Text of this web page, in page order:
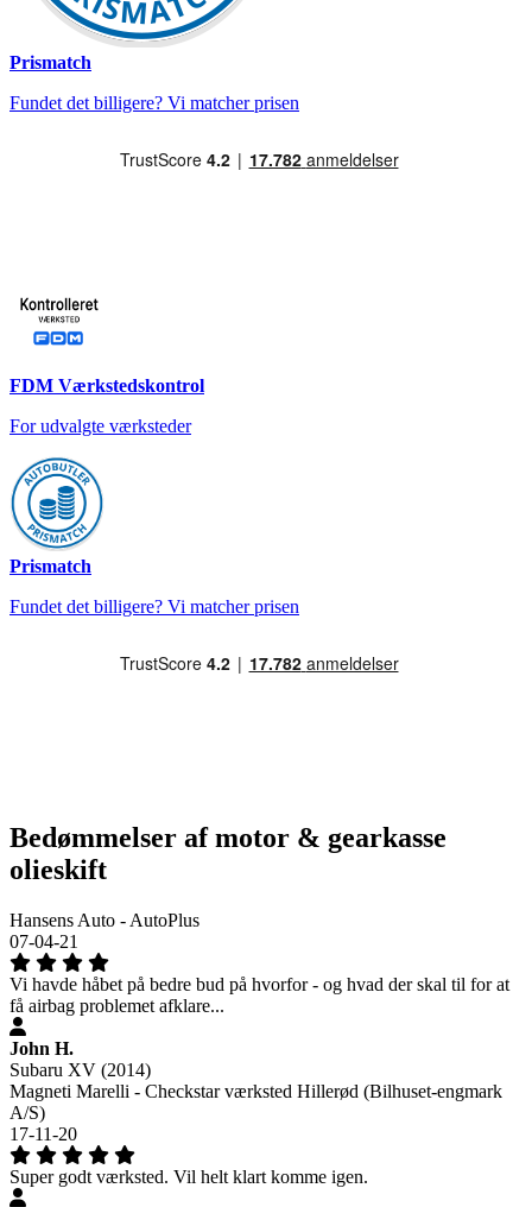
Prismatch
Fundet det billigere? Vi matcher prisen
FDM Værkstedskontrol
For udvalgte værksteder
Prismatch
Fundet det billigere? Vi matcher prisen
Bedømmelser af motor & gearkasse
olieskift
Hansens Auto - AutoPlus
07-04-21
Vi havde håbet på bedre bud på hvorfor - og hvad der skal til for at
få airbag problemet afklare...
John H.
Subaru XV (2014)
Magneti Marelli - Checkstar værksted Hillerød (Bilhuset-engmark
A/S)
17-11-20
Super godt værksted. Vil helt klart komme igen.